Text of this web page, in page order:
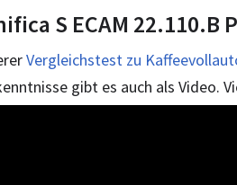
S ECAM
Vergleichstest zu
gibt es auch als Video.